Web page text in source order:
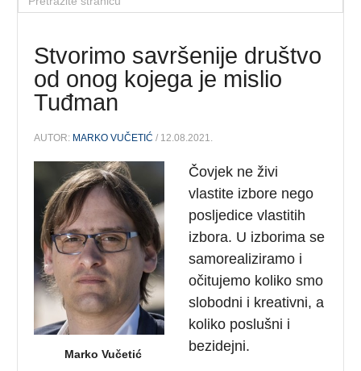
Stvorimo savršenije društvo
od onog kojega je mislio
Tuđman
AUTOR: MARKO VUČETIĆ / 12.08.2021.
Marko Vučetić
Čovjek ne živi
vlastite izbore nego
posljedice vlastitih
izbora. U izborima se
samorealiziramo i
očitujemo koliko smo
slobodni i kreativni, a
koliko poslušni i
bezidejni.